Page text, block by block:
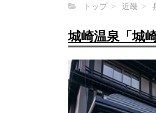
トップ 近畿
城崎温泉「城